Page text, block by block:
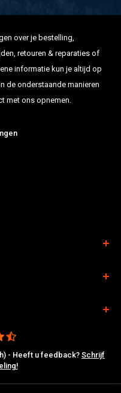
over je bestelling,
retouren & reparaties of
informatie kun je altijd op
de onderstaande manieren
met ons opnemen.
- Heeft u feedback? Schrijf